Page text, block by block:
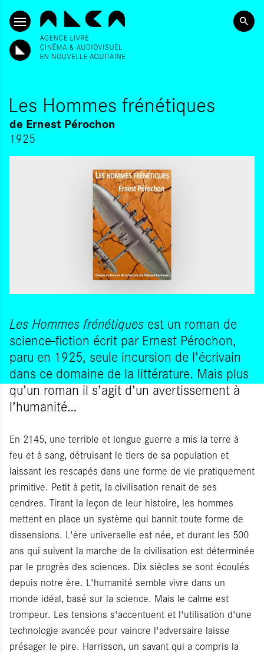
SKIP TO CONTENT
Les Hommes frénétiques
de Ernest Pérochon
1925
Les Hommes frénétiques est un roman de
science-fiction écrit par Ernest Pérochon,
paru en 1925, seule incursion de l’écrivain
dans ce domaine de la littérature. Mais plus
qu’un roman il s’agit d’un avertissement à
l’humanité…
En 2145, une terrible et longue guerre a mis la terre à
feu et à sang, détruisant le tiers de sa population et
laissant les rescapés dans une forme de vie pratiquement
primitive. Petit à petit, la civilisation renait de ses
cendres. Tirant la leçon de leur histoire, les hommes
mettent en place un système qui bannit toute forme de
dissensions. L'ère universelle est née, et durant les 500
ans qui suivent la marche de la civilisation est déterminée
par le progrès des sciences. Dix siècles se sont écoulés
depuis notre ère. L'humanité semble vivre dans un
monde idéal, basé sur la science. Mais le calme est
trompeur. Les tensions s'accentuent et l'utilisation d'une
technologie avancée pour vaincre l'adversaire laisse
présager le pire. Harrisson, un savant qui a compris la